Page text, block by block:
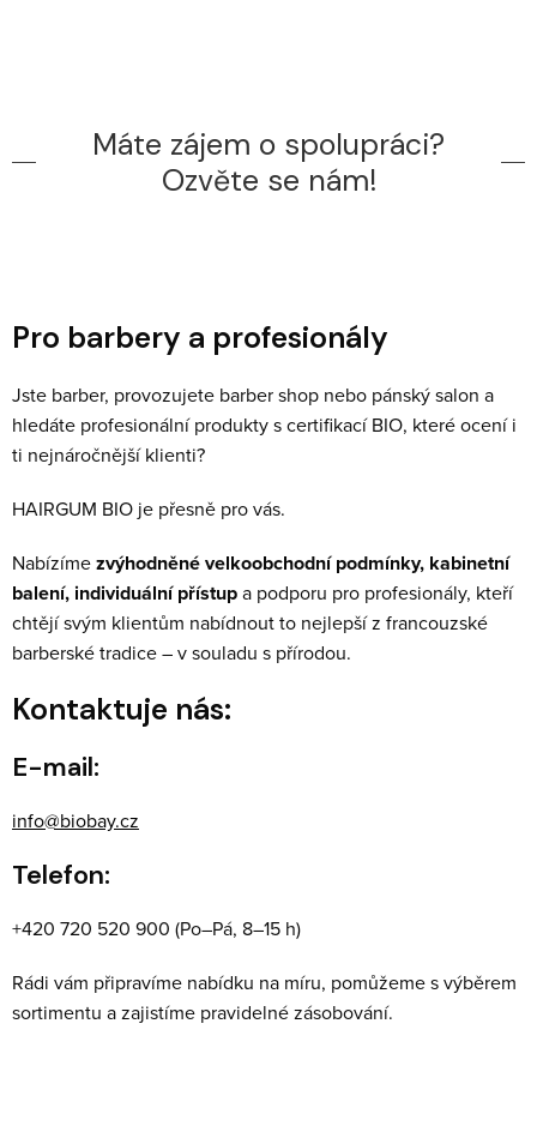
Máte zájem o spolupráci?
Ozvěte se nám!
Pro barbery a profesionály
Jste barber, provozujete barber shop nebo pánský salon a
hledáte profesionální produkty s certifikací BIO, které ocení i
ti nejnáročnější klienti?
HAIRGUM BIO je přesně pro vás.
Nabízímezvýhodněné velkoobchodní podmínky, kabinetní
balení, individuální přístupa podporu pro profesionály, kteří
chtějí svým klientům nabídnout to nejlepší z francouzské
barberské tradice – v souladu s přírodou.
Kontaktuje nás:
E-mail:
info@biobay.cz
Telefon:
+420 720 520 900 (Po–Pá, 8–15 h)
Rádi vám připravíme nabídku na míru, pomůžeme s výběrem
sortimentu a zajistíme pravidelné zásobování.